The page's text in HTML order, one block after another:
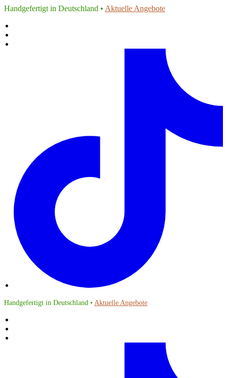
Handgefertigt in Deutschland • Aktuelle Angebote
Handgefertigt in Deutschland • Aktuelle Angebote